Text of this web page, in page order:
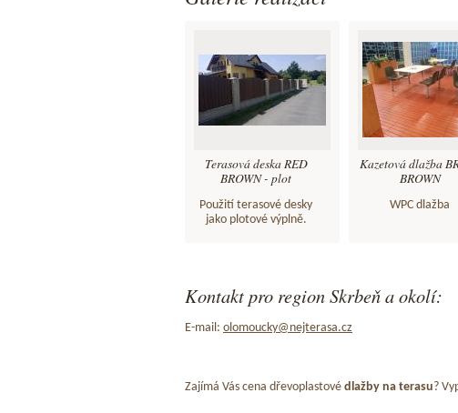
Terasová deska RED
BROWN - plot
Použití terasové desky
jako plotové výplně.
Kazetová dlažba
BROWN
WPC dlažba
Kontakt pro region Skrbeň a okolí:
E-mail: olomoucky@nejterasa.cz
Zajímá Vás cena dřevoplastové dlažby na terasu ?